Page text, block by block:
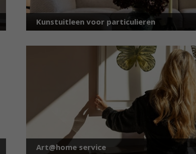
Kunstuitleen voor particulieren
Art@home service